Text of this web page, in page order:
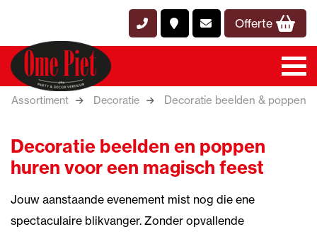
Offerte
Assortiment Decoratie Decoratie beelden & poppen
Decoratie beelden en poppen
huren voor een magisch feest
Jouw aanstaande evenement mist nog die ene
spectaculaire blikvanger. Zonder opvallende